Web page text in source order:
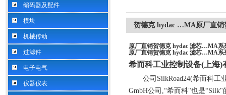
编码器及配件
模块
机械传动
过滤件
电子电气
仪器仪表
贺德克 hydac …MA原厂直
原厂直销贺德克 hydac 滤芯…MA系
原厂直销贺德克 hydac 滤芯…MA系
希而科工业控制设备( 上海)
公司 SilkRoad24(希而科工
GmbH公司,“希而科"也是